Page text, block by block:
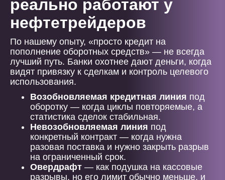
реально работают у
нефтетрейдеров
По нашему опыту, «просто кредит на
пополнение оборотных средств» — не всегда
лучший путь. Банки охотнее дают деньги, когда
видят привязку к сделкам и контроль целевого
использования.
Возобновляемая кредитная линия под
оборотку — когда циклы повторяемые, а
статистика сделок стабильная.
Невозобновляемая линия под
конкретный контракт — когда нужна
разовая поставка и нужно закрыть разрыв
на ограниченный срок.
Овердрафт — как подушка на кассовые
разрывы, но его лимит обычно меньше, и